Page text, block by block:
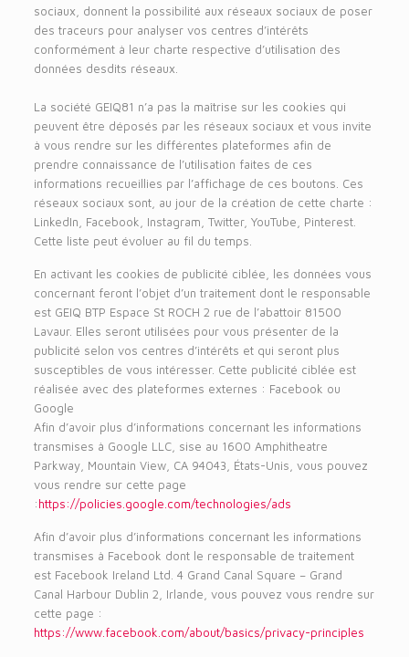
sociaux, donnent la possibilité aux réseaux sociaux de poser
des traceurs pour analyser vos centres d’intérêts
conformément à leur charte respective d’utilisation des
données desdits réseaux.
La société GEIQ81 n’a pas la maîtrise sur les cookies qui
peuvent être déposés par les réseaux sociaux et vous invite
à vous rendre sur les différentes plateformes afin de
prendre connaissance de l’utilisation faites de ces
informations recueillies par l’affichage de ces boutons. Ces
réseaux sociaux sont, au jour de la création de cette charte :
LinkedIn, Facebook, Instagram, Twitter, YouTube, Pinterest.
Cette liste peut évoluer au fil du temps.
En activant les cookies de publicité ciblée, les données vous
concernant feront l’objet d’un traitement dont le responsable
est GEIQ BTP Espace St ROCH 2 rue de l’abattoir 81500
Lavaur. Elles seront utilisées pour vous présenter de la
publicité selon vos centres d’intérêts et qui seront plus
susceptibles de vous intéresser. Cette publicité ciblée est
réalisée avec des plateformes externes : Facebook ou
Google
Afin d’avoir plus d’informations concernant les informations
transmises à Google LLC, sise au 1600 Amphitheatre
Parkway, Mountain View, CA 94043, États-Unis, vous pouvez
vous rendre sur cette page
:https://policies.google.com/technologies/ads
Afin d’avoir plus d’informations concernant les informations
transmises à Facebook dont le responsable de traitement
est Facebook Ireland Ltd. 4 Grand Canal Square – Grand
Canal Harbour Dublin 2, Irlande, vous pouvez vous rendre sur
cette page :
https://www.facebook.com/about/basics/privacy-principles